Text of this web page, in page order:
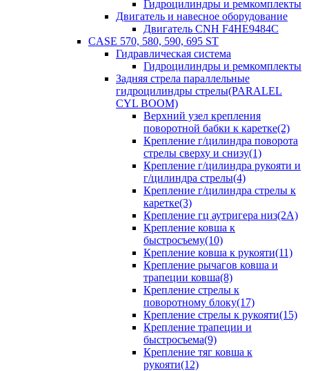
Гидроцилиндры и ремкомплекты
Двигатель и навесное оборудование
Двигатель CNH F4HE9484C
CASE 570, 580, 590, 695 ST
Гидравлическая система
Гидроцилиндры и ремкомплекты
Задняя стрела параллельные
гидроцилиндры стрелы(PARALEL
CYL BOOM)
Верхний узел крепления
поворотной бабки к каретке(2)
Крепление г/цилиндра поворота
стрелы сверху и снизу(1)
Крепление г/цилиндра рукояти и
г/цилиндра стрелы(4)
Крепление г/цилиндра стрелы к
каретке(3)
Крепление гц аутригера низ(2А)
Крепление ковша к
быстросъему(10)
Крепление ковша к рукояти(11)
Крепление рычагов ковша и
трапеции ковша(8)
Крепление стрелы к
поворотному блоку(17)
Крепление стрелы к рукояти(15)
Крепление трапеции и
быстросъема(9)
Крепление тяг ковша к
рукояти(12)